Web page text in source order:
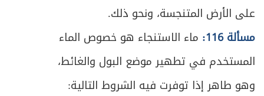
على الأرض المتنجسة، ونحو ذلك.
مسألة 116:
ماء الاستنجاء هو خصوص الماء
المستخدم في تطهير موضع البول والغائط،
وهو طاهر إذا توفرت فيه الشروط التالية: